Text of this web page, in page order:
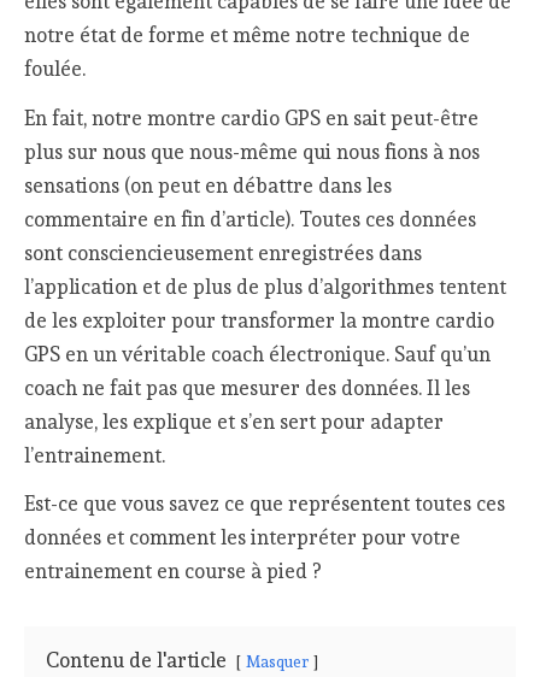
notre état de forme et même notre technique de
foulée.
En fait, notre montre cardio GPS en sait peut-être
plus sur nous que nous-même qui nous fions à nos
sensations (on peut en débattre dans les
commentaire en fin d’article). Toutes ces données
sont consciencieusement enregistrées dans
l’application et de plus de plus d’algorithmes tentent
de les exploiter pour transformer la montre cardio
GPS en un véritable coach électronique. Sauf qu’un
coach ne fait pas que mesurer des données. Il les
analyse, les explique et s’en sert pour adapter
l’entrainement.
Est-ce que vous savez ce que représentent toutes ces
données et comment les interpréter pour votre
entrainement en course à pied ?
Contenu de l'article Masquer